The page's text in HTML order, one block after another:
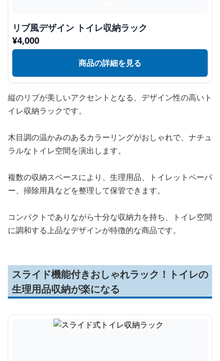
リブ風デザイン トイレ収納ラック
¥4,000
商品の詳細を見る
縦のリブが美しいアクセントとなる、デザイン性の高いト
イレ収納ラックです。
木目調の温かみのあるカラーリングがおしゃれで、ナチュ
ラルなトイレ空間を演出します。
複数の収納スペースにより、生理用品、トイレットペーパ
ー、掃除用具などを整理して保管できます。
コンパクトでありながら十分な収納力を持ち、トイレ空間
に調和する上品なデザインが特徴的な商品です。
スライド機能付きおしゃれラック！トイレの
生理用品収納が楽になる